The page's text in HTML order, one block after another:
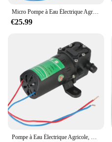
Micro Pompe à Eau Électrique Agricole, Pulvérisateur d'Eau pour Lavage de Voiture, Accessoires à DiaphLeurs me Haute Pression, DC 12V, 3,5 L/min
€25.99
Pompe à Eau Électrique Agricole, Pulvérisation d'Eau, Lavage de Voiture, 3,5 L/min, Micro DiaphLeurs me Haute Pression, DC 12V, Pulvérisateur, Accessoires